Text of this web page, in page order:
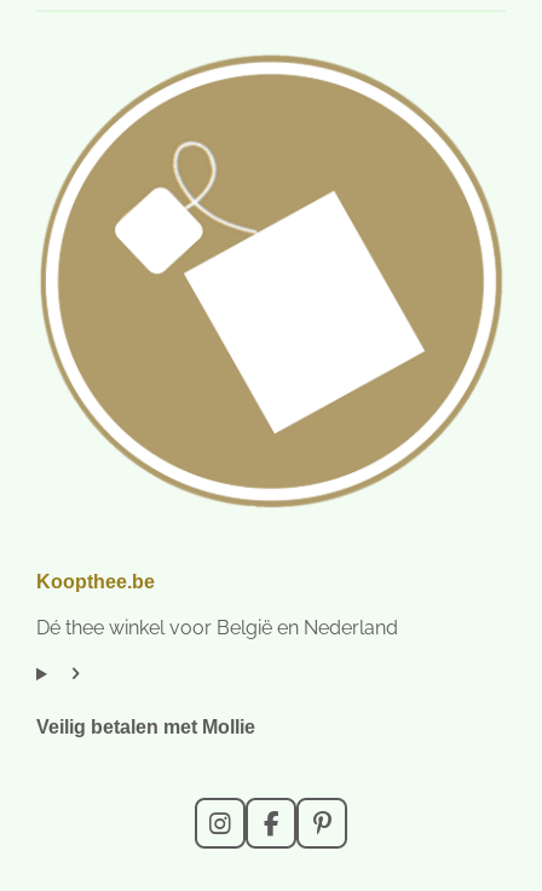
Koopthee.be
Dé thee winkel voor België en Nederland
Veilig betalen met Mollie
I
n
F
a
P
i